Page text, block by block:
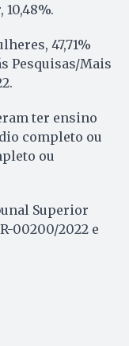
10,48%.
47,71%
Pesquisas/Mais
ter ensino
completo ou
ou
Superior
00200/2022 e